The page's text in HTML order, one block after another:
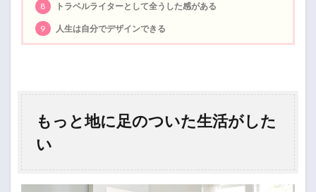
8 トラベルライターとして全うした感がある
9 人生は自分でデザインできる
もっと地に足のついた生活がした
い